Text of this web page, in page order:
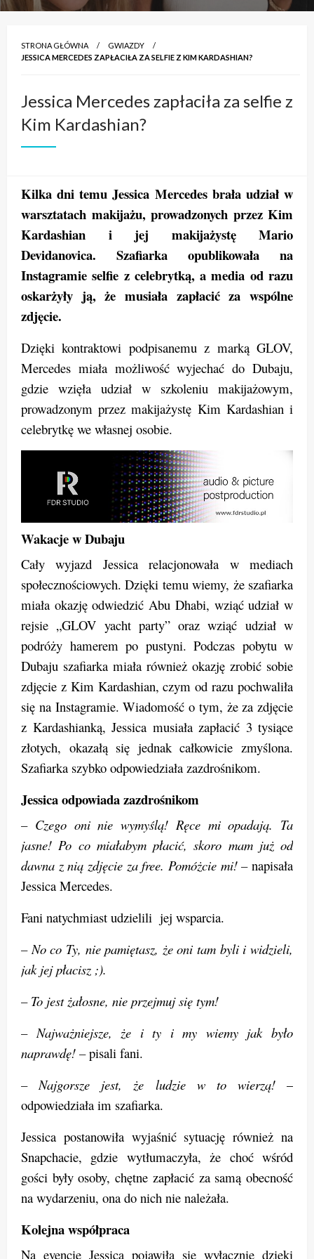
STRONA GŁÓWNA
GWIAZDY
JESSICA MERCEDES ZAPŁACIŁA ZA SELFIE Z KIM KARDASHIAN?
Jessica Mercedes zapłaciła za selfie z
Kim Kardashian?
Kilka dni temu Jessica Mercedes brała udział w
warsztatach makijażu, prowadzonych przez Kim
Kardashian i jej makijażystę Mario
Devidanovica. Szafiarka opublikowała na
Instagramie selfie z celebrytką, a media od razu
oskarżyły ją, że musiała zapłacić za wspólne
zdjęcie.
Dzięki kontraktowi podpisanemu z marką GLOV,
Mercedes miała możliwość wyjechać do Dubaju,
gdzie wzięła udział w szkoleniu makijażowym,
prowadzonym przez makijażystę Kim Kardashian i
celebrytkę we własnej osobie.
Wakacje w Dubaju
Cały wyjazd Jessica relacjonowała w mediach
społecznościowych. Dzięki temu wiemy, że szafiarka
miała okazję odwiedzić Abu Dhabi, wziąć udział w
rejsie „GLOV yacht party” oraz wziąć udział w
podróży hamerem po pustyni. Podczas pobytu w
Dubaju szafiarka miała również okazję zrobić sobie
zdjęcie z Kim Kardashian, czym od razu pochwaliła
się na Instagramie. Wiadomość o tym, że za zdjęcie
z Kardashianką, Jessica musiała zapłacić 3 tysiące
złotych, okazałą się jednak całkowicie zmyślona.
Szafiarka szybko odpowiedziała zazdrośnikom.
Jessica odpowiada zazdrośnikom
– Czego oni nie wymyślą! Ręce mi opadają. Ta
jasne! Po co miałabym płacić, skoro mam już od
dawna z nią zdjęcie za free. Pomóżcie mi! –napisała
Jessica Mercedes.
Fani natychmiast udzielili jej wsparcia.
– No co Ty, nie pamiętasz, że oni tam byli i widzieli,
jak jej płacisz ;).
– To jest żałosne, nie przejmuj się tym!
– Najważniejsze, że i ty i my wiemy jak było
naprawdę! –pisali fani.
– Najgorsze jest, że ludzie w to wierzą!–
odpowiedziała im szafiarka.
Jessica postanowiła wyjaśnić sytuację również na
Snapchacie, gdzie wytłumaczyła, że choć wśród
gości były osoby, chętne zapłacić za samą obecność
na wydarzeniu, ona do nich nie należała.
Kolejna współpraca
Na evencie Jessica pojawiła się wyłącznie dzięki